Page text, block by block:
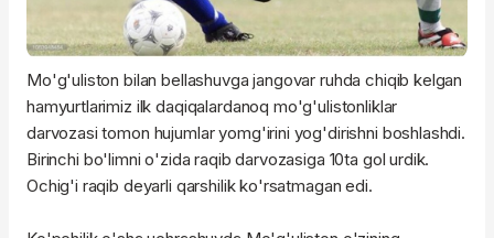
Mo'g'uliston bilan bellashuvga jangovar ruhda chiqib kelgan
hamyurtlarimiz ilk daqiqalardanoq mo'g'ulistonliklar
darvozasi tomon hujumlar yomg'irini yog'dirishni boshlashdi.
Birinchi bo'limni o'zida raqib darvozasiga 10ta gol urdik.
Ochig'i raqib deyarli qarshilik ko'rsatmagan edi.